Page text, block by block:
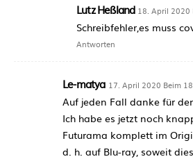
Lutz Heßland 18. April 2020
Schreibfehler,es muss
Antworten
Le-matya 17. April 2020 Beim
Auf jeden Fall danke für
Ich habe es jetzt noch
Futurama komplett im
d. h. auf Blu-ray, soweit